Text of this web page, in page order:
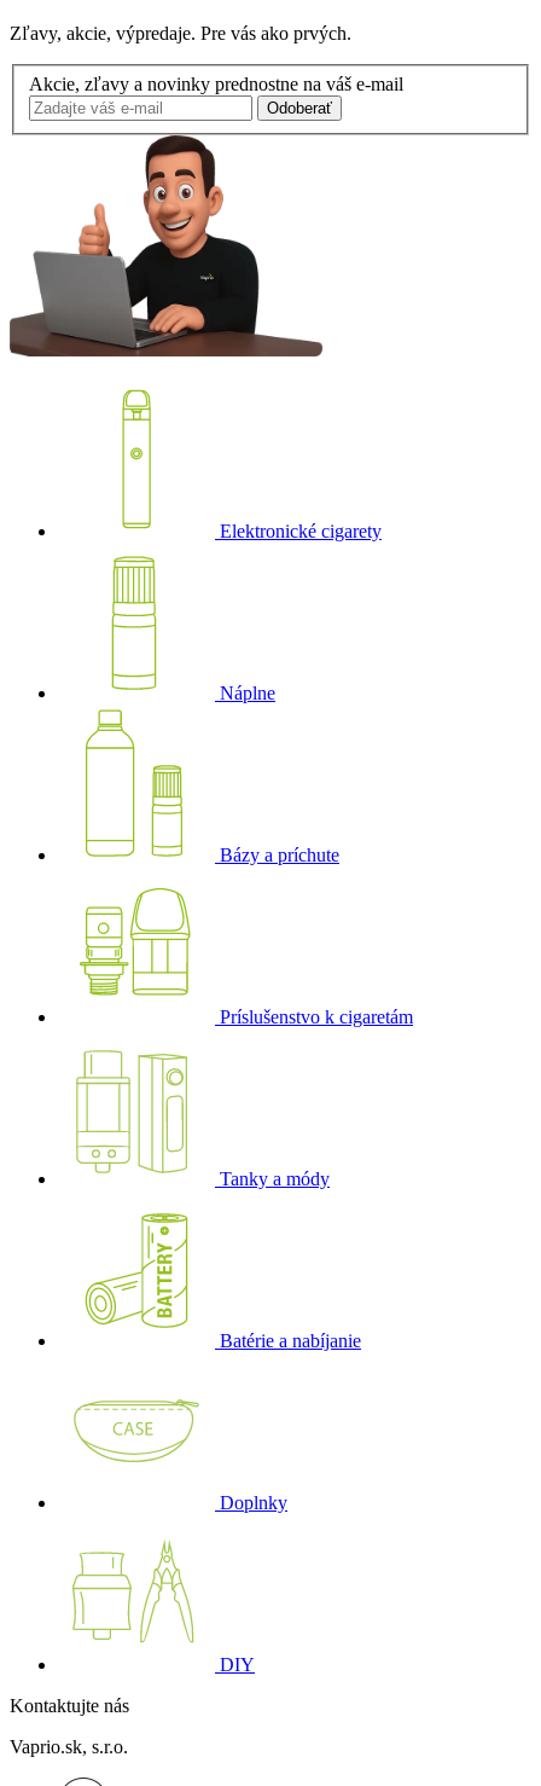
Zľavy, akcie, výpredaje. Pre vás ako prvých.
Akcie, zľavy a novinky prednostne na váš e-mail
Odoberať
Elektronické cigarety
Náplne
Bázy a príchute
Príslušenstvo k cigaretám
Tanky a módy
Batérie a nabíjanie
Doplnky
DIY
Kontaktujte nás
Vaprio.sk, s.r.o.